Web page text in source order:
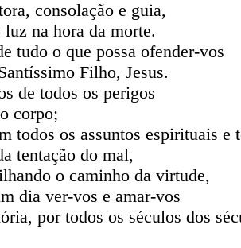
consolação e guia,
luz na hora da morte.
tudo o que possa ofender-vos
Filho, Jesus.
de todos os perigos
corpo;
todos os assuntos espirituais e
tentação do mal,
o caminho da virtude,
dia ver-vos e amar-vos
por todos os séculos dos